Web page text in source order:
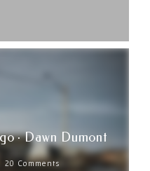
· Dawn Dumont
20 Comments